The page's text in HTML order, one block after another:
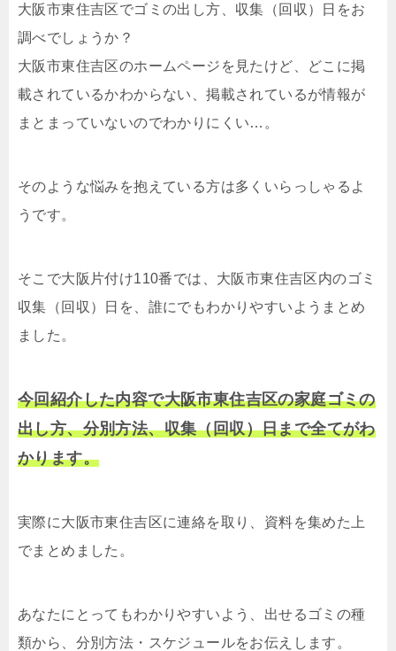
大阪市東住吉区でゴミの出し方、収集（回収）日をお
調べでしょうか？
大阪市東住吉区のホームページを見たけど、どこに掲
載されているかわからない、掲載されているが情報が
まとまっていないのでわかりにくい…。
そのような悩みを抱えている方は多くいらっしゃるよ
うです。
そこで大阪片付け110番では、大阪市東住吉区内のゴミ
収集（回収）日を、誰にでもわかりやすいようまとめ
ました。
今回紹介した内容で大阪市東住吉区の家庭ゴミの
出し方、分別方法、収集（回収）日まで全てがわ
かります。
実際に大阪市東住吉区に連絡を取り、資料を集めた上
でまとめました。
あなたにとってもわかりやすいよう、出せるゴミの種
類から、分別方法・スケジュールをお伝えします。